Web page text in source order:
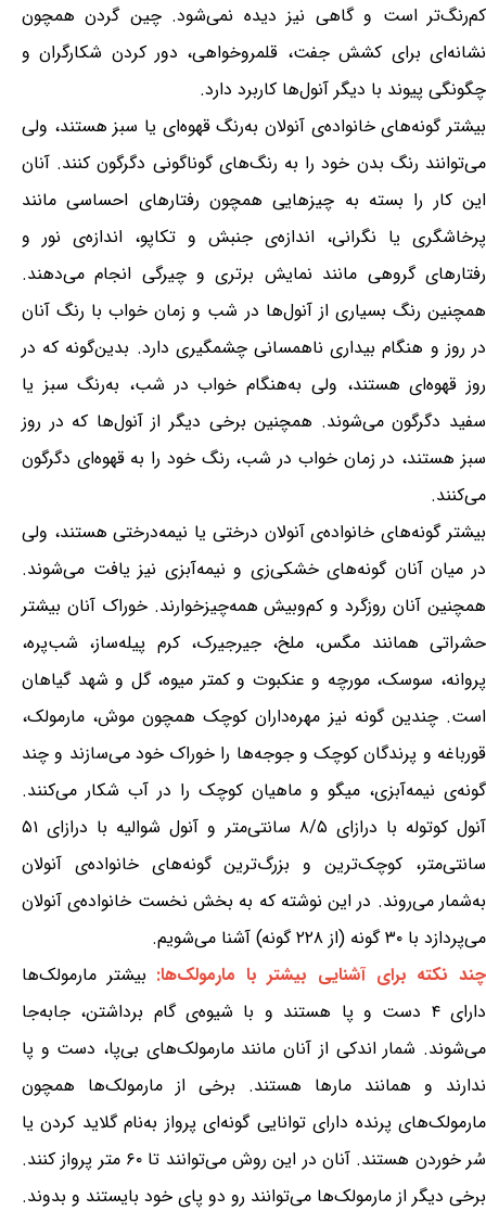
کم‌رنگ‌تر است و گاهی نیز دیده نمی‌شود. چین گردن همچون
نشانه‌ای برای کشش جفت، قلمروخواهی، دور کردن شکارگران و
چگونگی پیوند با دیگر آنول‌ها کاربرد دارد.
بیشتر گونه‌های خانواده‌ی آنولان به‌رنگ قهوه‌ای یا سبز هستند، ولی
می‌توانند رنگ بدن خود را به رنگ‌های گوناگونی دگرگون کنند. آنان
این کار را بسته به چیزهایی همچون رفتارهای احساسی مانند
پرخاشگری یا نگرانی، اندازه‌ی جنبش و تکاپو، اندازه‌ی نور و
رفتارهای گروهی مانند نمایش برتری و چیرگی انجام می‌دهند.
همچنین رنگ بسیاری از آنول‌ها در شب و زمان خواب با رنگ آنان
در روز و هنگام بیداری ناهمسانی چشمگیری دارد. بدین‌گونه که در
روز قهوه‌ای هستند، ولی به‌هنگام خواب در شب، به‌رنگ سبز یا
سفید دگرگون می‌شوند. همچنین برخی دیگر از آنول‌ها که در روز
سبز هستند، در زمان خواب در شب، رنگ خود را به قهوه‌ای دگرگون
می‌کنند.
بیشتر گونه‌های خانواده‌ی آنولان درختی یا نیمه‌درختی هستند، ولی
در میان آنان گونه‌های خشکی‌زی و نیمه‌آبزی نیز یافت می‌شوند.
همچنین آنان روزگرد و کم‌وبیش همه‌چیزخوارند. خوراک آنان بیشتر
حشراتی همانند مگس، ملخ، جیرجیرک، کرم پیله‌ساز، شب‌پره،
پروانه، سوسک، مورچه و عنکبوت و کمتر میوه، گل و شهد گیاهان
است. چندین گونه نیز مهره‌داران کوچک همچون موش، مارمولک،
قورباغه و پرندگان کوچک و جوجه‌ها را خوراک خود می‌سازند و چند
گونه‌ی نیمه‌آبزی، میگو و ماهیان کوچک را در آب شکار می‌کنند.
آنول کوتوله با درازای ۸/۵ سانتی‌متر و آنول شوالیه با درازای ۵۱
سانتی‌متر، کوچک‌ترین و بزرگ‌ترین گونه‌های خانواده‌ی آنولان
به‌شمار می‌روند. در این نوشته که به بخش نخست خانواده‌ی آنولان
می‌پردازد با ۳۰ گونه (از ۲۲۸ گونه) آشنا می‌شویم.
چند نکته برای آشنایی بیشتر با مارمولک‌ها: بیشتر مارمولک‌ها
دارای ۴ دست و پا هستند و با شیوه‌ی گام برداشتن، جابه‌جا
می‌شوند. شمار اندکی از آنان مانند مارمولک‌های بی‌پا، دست و پا
ندارند و همانند مارها هستند. برخی از مارمولک‌ها همچون
مارمولک‌های پرنده دارای توانایی گونه‌ای پرواز به‌نام گلاید کردن یا
سُر خوردن هستند. آنان در این روش می‌توانند تا ۶۰ متر پرواز کنند.
برخی دیگر از مارمولک‌ها می‌توانند رو دو پای خود بایستند و بدوند.